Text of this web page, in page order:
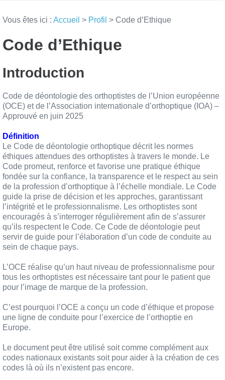
Vous êtes ici : Accueil > Profil > Code d’Ethique
Code d’Ethique
Introduction
Code de déontologie des orthoptistes de l’Union européenne
(OCE) et de l’Association internationale d’orthoptique (IOA) –
Approuvé en juin 2025
Définition
Le Code de déontologie orthoptique décrit les normes
éthiques attendues des orthoptistes à travers le monde. Le
Code promeut, renforce et favorise une pratique éthique
fondée sur la confiance, la transparence et le respect au sein
de la profession d’orthoptique à l’échelle mondiale. Le Code
guide la prise de décision et les approches, garantissant
l’intégrité et le professionnalisme. Les orthoptistes sont
encouragés à s’interroger régulièrement afin de s’assurer
qu’ils respectent le Code. Ce Code de déontologie peut
servir de guide pour l’élaboration d’un code de conduite au
sein de chaque pays.
L’OCE réalise qu’un haut niveau de professionnalisme pour
tous les orthoptistes est nécessaire tant pour le patient que
pour l’image de marque de la profession.
C’est pourquoi l’OCE a conçu un code d’éthique et propose
une ligne de conduite pour l’exercice de l’orthoptie en
Europe.
Le document peut être utilisé soit comme complément aux
codes nationaux existants soit pour aider à la création de ces
codes là où ils n’existent pas encore.